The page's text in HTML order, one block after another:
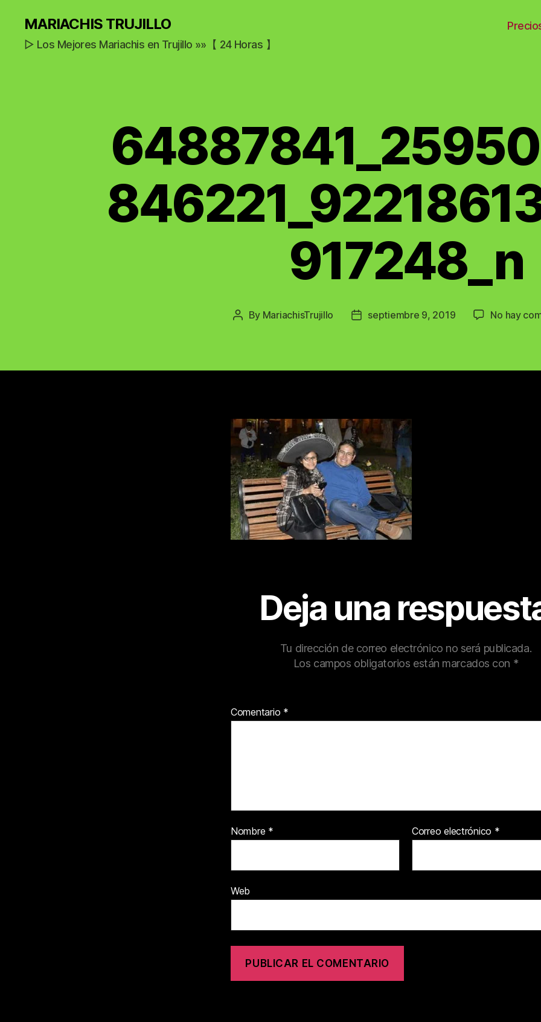
MARIACHIS TRUJILLO
▷ Los Mejores Mariachis en Trujillo »»【 24 Horas 】
917248_n
Post
By MariachisTrujillo
Postseptiembre 9, 2019 No hay
Deja una
Tu dirección de correo electrónico no será publicada.
Los campos obligatorios están marcados con *
Comentario *
Nombre * Correo electrónico *
Web